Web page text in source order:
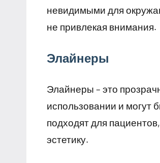
невидимыми для
не привлекая внимания.
Элайнеры
Элайнеры – это
использовании и могут
подходят для
эстетику.